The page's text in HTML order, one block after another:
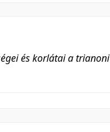
és korlátai a trianoni